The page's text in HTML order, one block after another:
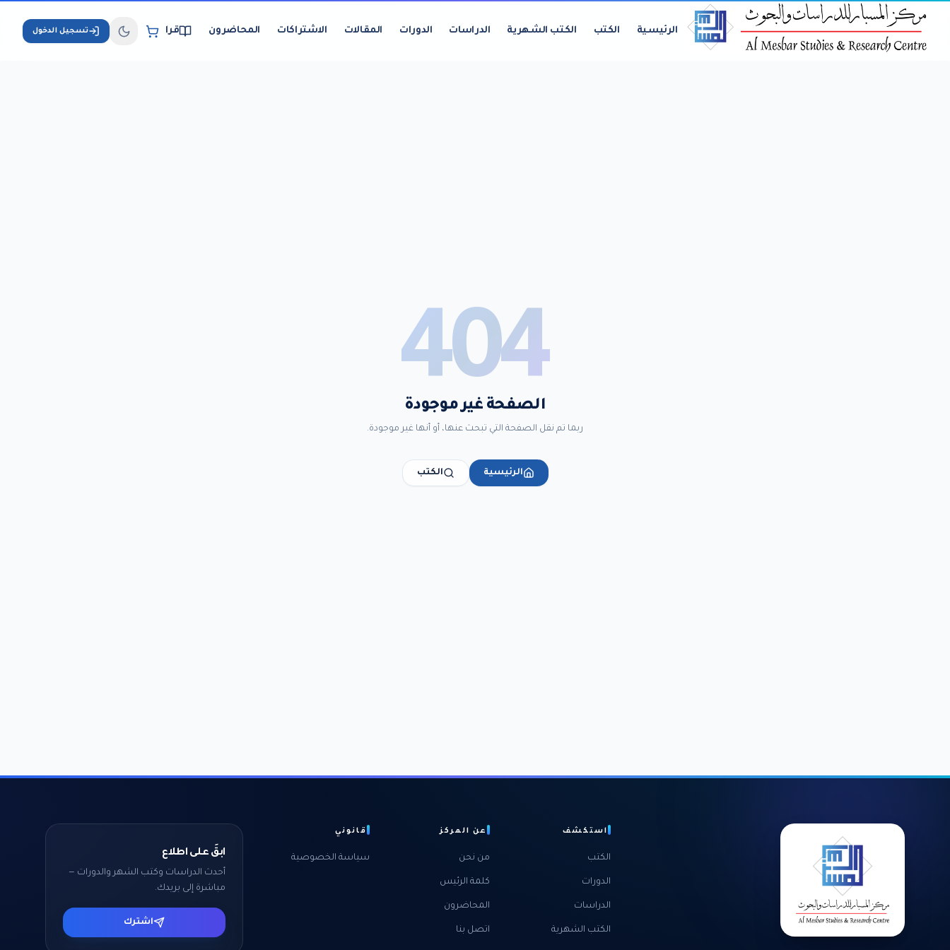
الرئيسية الكتب الكتب الشهرية الدراسات الدورات المقالات الاشتراكات المحاضرون قراءة الكتب الإلكترونيةتسجيل الدخول
404
الصفحة غير موجودة
ربما تم نقل الصفحة التي تبحث عنها، أو أنها غير موجودة.
الرئيسية الكتب
استكشف
الكتب
الدورات
الدراسات
الكتب الشهرية
عن المركز
من نحن
كلمة الرئيس
المحاضرون
اتصل بنا
قانوني
سياسة الخصوصية
ابقَ على اطلاع
أحدث الدراسات وكتب الشهر والدورات —
مباشرة إلى بريدك.
اشترك